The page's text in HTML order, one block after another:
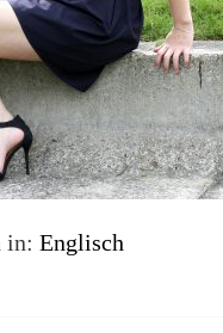
in:Englisch